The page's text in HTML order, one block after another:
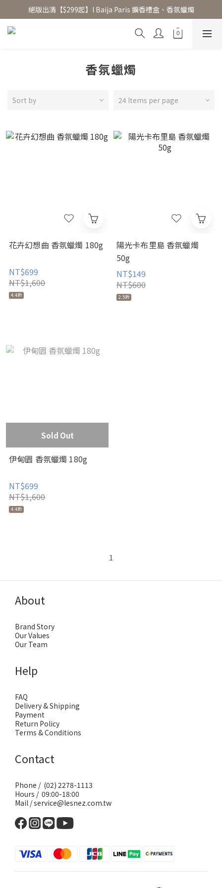
香氛水氧機、擴香香水原精  l 兩件85、三件79折
絕版出清【$299起】l Baija Paris 擴香禮盒、香氛蠟燭
加入 LINE 好友領 $100 折價券 │ 點此加入👆
香氛蠟燭
Sort by 24 Items per page
花卉幻想曲 香氛蠟燭 180g
NT$699
NT$1,600
4.4折
陽光卡布里島 香氛蠟燭
50g
NT$149
NT$600
2.5折
Sold Out
伊甸園 香氛蠟燭 180g
NT$699
NT$1,600
4.4折
1
About
Brand Story
Our Values
Our Team
Help
FAQ
Delivery & Shipping
Payment
Return Policy
Terms & Conditions
Contact
Phone / (02) 2278-1113
Hours / 09:00-18:00
Mail / service@lesnez.com.tw